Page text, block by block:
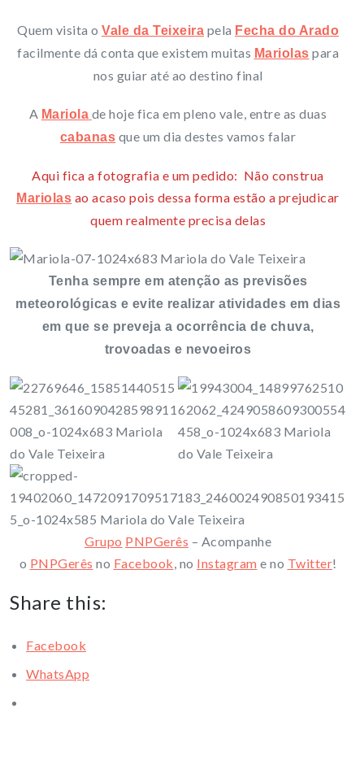
Quem visita o Vale da Teixeira pela Fecha do Arado
facilmente dá conta que existem muitas Mariolas para
nos guiar até ao destino final
A Mariola de hoje fica em pleno vale, entre as duas
cabanas que um dia destes vamos falar
Aqui fica a fotografia e um pedido: Não construa
Mariolas ao acaso pois dessa forma estão a prejudicar
quem realmente precisa delas
Tenha sempre em atenção as previsões
meteorológicas e evite realizar atividades em dias
em que se preveja a ocorrência de chuva,
trovoadas e nevoeiros
Grupo PNPGerês – Acompanhe
o PNPGerês no Facebook, no Instagram e no Twitter!
Share this:
Facebook
WhatsApp